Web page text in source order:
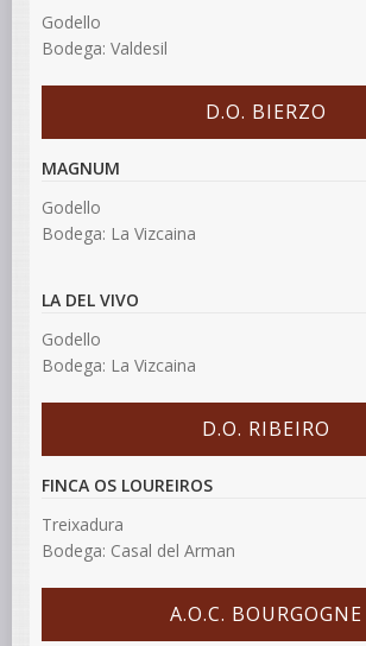
Godello
Bodega: Valdesil
D.O. BIERZO
MAGNUM
Godello
Bodega: La Vizcaina
LA DEL VIVO
Godello
Bodega: La Vizcaina
D.O. RIBEIRO
FINCA OS LOUREIROS
Treixadura
Bodega: Casal del Arman
A.O.C. BOURGOGNE